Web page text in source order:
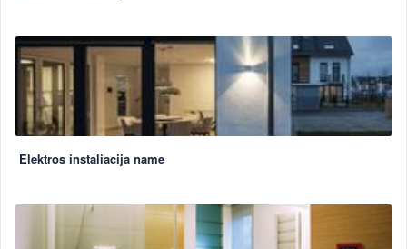
Elektros instaliacija name